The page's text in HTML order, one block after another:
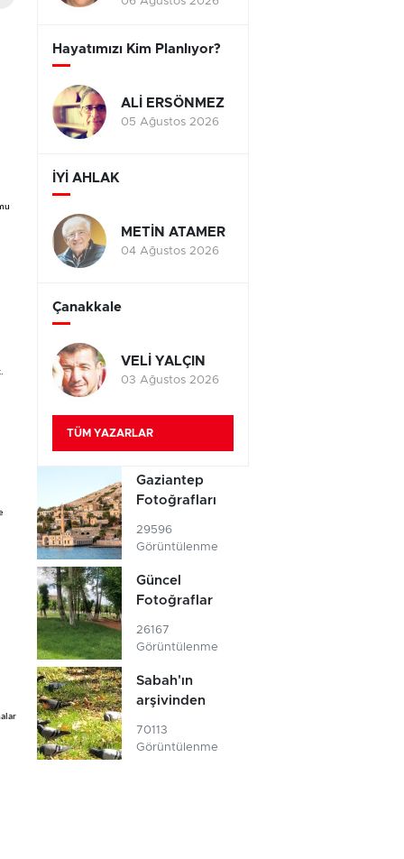
Hayatımızı Kim Planlıyor?
ALİ ERSÖNMEZ
05 Ağustos 2026
İYİ AHLAK
METİN ATAMER
04 Ağustos 2026
Çanakkale
VELİ YALÇIN
03 Ağustos 2026
TÜM YAZARLAR
Gaziantep
Fotoğrafları
29596
Görüntülenme
Güncel
Fotoğraflar
26167
Görüntülenme
Sabah'ın
arşivinden
70113
Görüntülenme